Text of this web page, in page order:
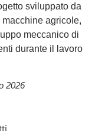
sviluppato da
agricole,
meccanico di
durante il lavoro
2026